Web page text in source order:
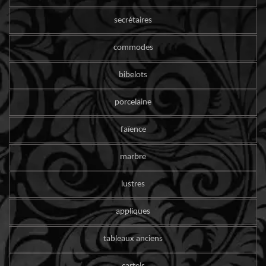
secrétaires
commodes
bibelots
porcelaine
faïence
marbre
lustres
appliques
tableaux anciens